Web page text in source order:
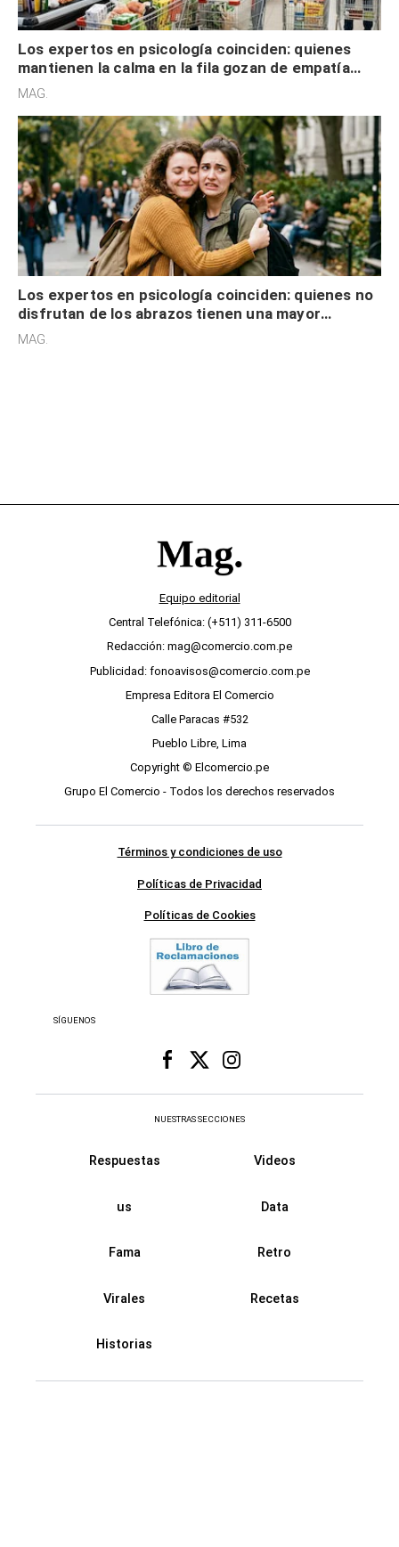
Los expertos en psicología coinciden: quienes
mantienen la calma en la fila gozan de empatía
cognitiva, gratitud y no solo tienen autocontrol
MAG.
Los expertos en psicología coinciden: quienes no
disfrutan de los abrazos tienen una mayor
sensibilidad a los estímulos físicos y no es por
MAG.
Equipo editorial
Central Telefónica: (+511) 311-6500
Redacción: mag@comercio.com.pe
Publicidad: fonoavisos@comercio.com.pe
Empresa Editora El Comercio
Calle Paracas #532
Pueblo Libre, Lima
Copyright © Elcomercio.pe
Grupo El Comercio - Todos los derechos reservados
Términos y condiciones de uso
Políticas de Privacidad
Políticas de Cookies
SÍGUENOS
NUESTRAS SECCIONES
Respuestas Videos
us Data
Fama Retro
Virales Recetas
Historias